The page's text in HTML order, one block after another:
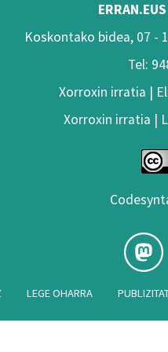
Koskontako bidea, 07 -
Tel:
Xorroxin irratia |
Xorroxin irratia |
LEGE OHARRA